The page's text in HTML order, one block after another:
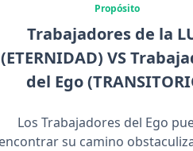
Propósito
Trabajadores de la
(ETERNIDAD) VS
del Ego
Los Trabajadores del Ego
su camino